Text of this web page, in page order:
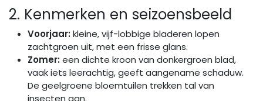
2. Kenmerken en seizoensbeeld
Voorjaar:kleine, vijf-lobbige bladeren lopen
zachtgroen uit, met een frisse glans.
Zomer:een dichte kroon van donkergroen blad,
vaak iets leerachtig, geeft aangename schaduw.
De geelgroene bloemtuilen trekken tal van
insecten aan.